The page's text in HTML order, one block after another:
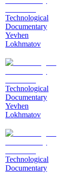
Technological
Documentary
Yevhen
Lokhmatov
Technological
Documentary
Yevhen
Lokhmatov
Technological
Documentary